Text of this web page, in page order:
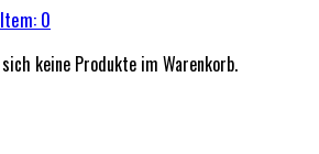
0
sich keine Produkte im Warenkorb.